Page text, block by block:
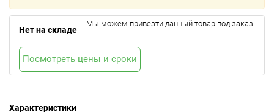
Характеристики
Нет на складе
Мы можем привезти данный товар под заказ.
Посмотреть цены и сроки